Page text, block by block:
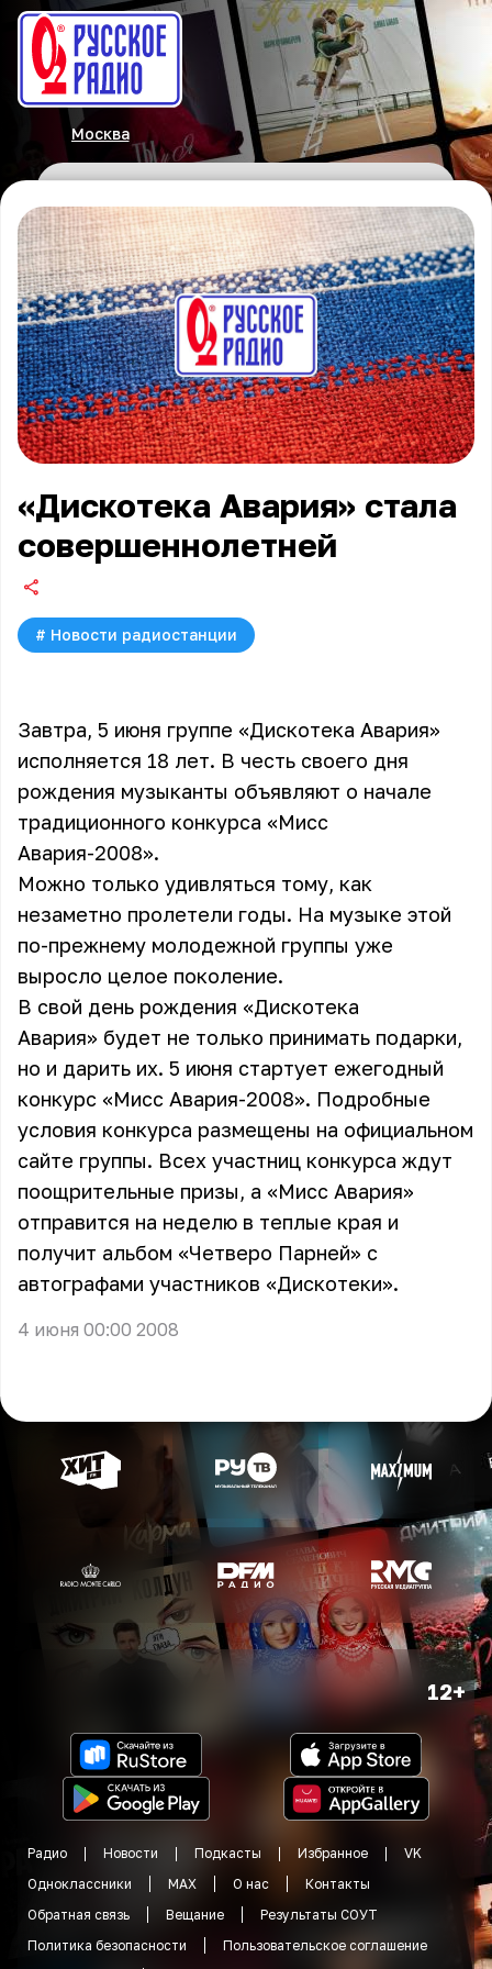
Москва
«Дискотека Авария» стала
совершеннолетней
# Новости радиостанции
Завтра, 5 июня группе «Дискотека Авария»
исполняется 18 лет. В честь своего дня
рождения музыканты объявляют о начале
традиционного конкурса «Мисс
Авария-2008».
Можно только удивляться тому, как
незаметно пролетели годы. На музыке этой
по-прежнему молодежной группы уже
выросло целое поколение.
В свой день рождения «Дискотека
Авария» будет не только принимать подарки,
но и дарить их. 5 июня стартует ежегодный
конкурс «Мисс Авария-2008». Подробные
условия конкурса размещены на официальном
сайте группы. Всех участниц конкурса ждут
поощрительные призы, а «Мисс Авария»
отправится на неделю в теплые края и
получит альбом «Четверо Парней» с
автографами участников «Дискотеки».
4 июня 00:00 2008
12+
Радио Новости Подкасты Избранное
VK
Одноклассники
MAX О нас
Контакты
Обратная связь
Вещание
Результаты СОУТ
Политика безопасности
Пользовательское соглашение